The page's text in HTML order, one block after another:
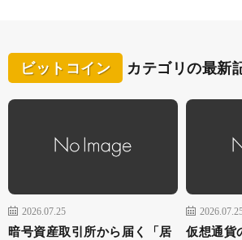
ビットコイン カテゴリの最新
2026.07.25
暗号資産取引所から届く「居
仮想通貨